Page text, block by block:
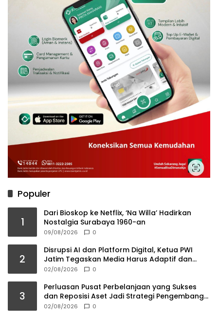
Populer
1
Dari Bioskop ke Netflix, ‘Na Willa’ Hadirkan
Nostalgia Surabaya 1960-an
09/08/2026 0
2
Disrupsi AI dan Platform Digital, Ketua PWI
Jatim Tegaskan Media Harus Adaptif dan
Jaga Kredibilitas
02/08/2026 0
3
Perluasan Pusat Perbelanjaan yang Sukses
dan Reposisi Aset Jadi Strategi Pengembang
Kelolah Pasar Ritel
02/08/2026 0